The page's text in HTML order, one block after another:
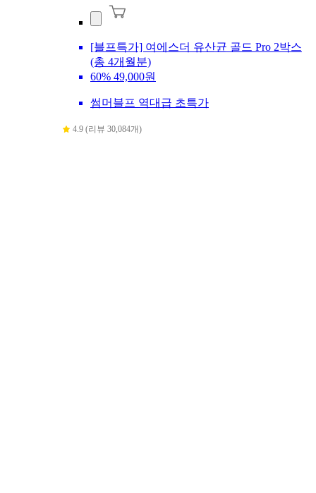
[블프특가] 여에스더 유산균 골드 Pro 2박스
(총 4개월분)
60% 49,000원
썸머블프 역대급 초특가
4.9 (리뷰 30,084개)